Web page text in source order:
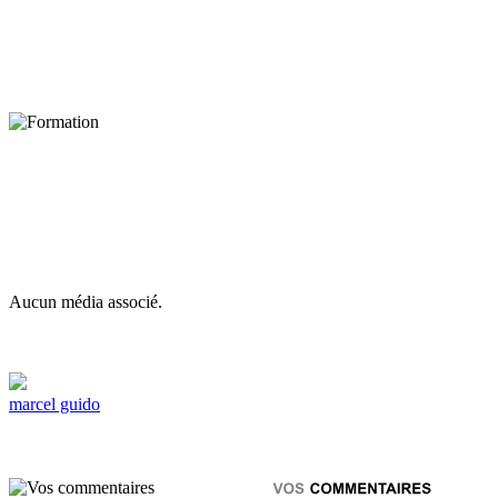
Aucun média associé.
marcel guido